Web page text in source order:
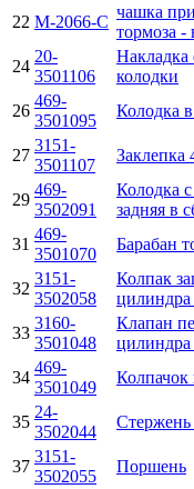
22 М-2066-С
чашка
тормоза -
24
20-
3501106
Накладка
колодки
26
469-
3501095
Колодка
27
3151-
3501107
Заклепка
29
469-
3502091
Колодка
задняя в
31
469-
3501070
Барабан
32
3151-
3502058
Колпак
цилиндра
33
3160-
3501048
Клапан
цилиндра
34
469-
3501049
Колпачок
35
24-
3502044
Стержень
37
3151-
3502055
Поршень